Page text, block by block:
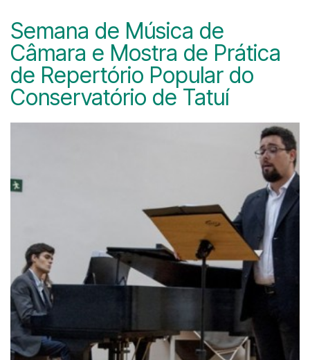
Semana de Música de
Câmara e Mostra de Prática
de Repertório Popular do
Conservatório de Tatuí